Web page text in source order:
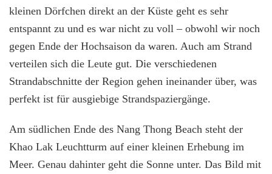
kleinen Dörfchen direkt an der Küste geht es sehr
entspannt zu und es war nicht zu voll – obwohl wir noch
gegen Ende der Hochsaison da waren. Auch am Strand
verteilen sich die Leute gut. Die verschiedenen
Strandabschnitte der Region gehen ineinander über, was
perfekt ist für ausgiebige Strandspaziergänge.
Am südlichen Ende des Nang Thong Beach steht der
Khao Lak Leuchtturm auf einer kleinen Erhebung im
Meer. Genau dahinter geht die Sonne unter. Das Bild mit